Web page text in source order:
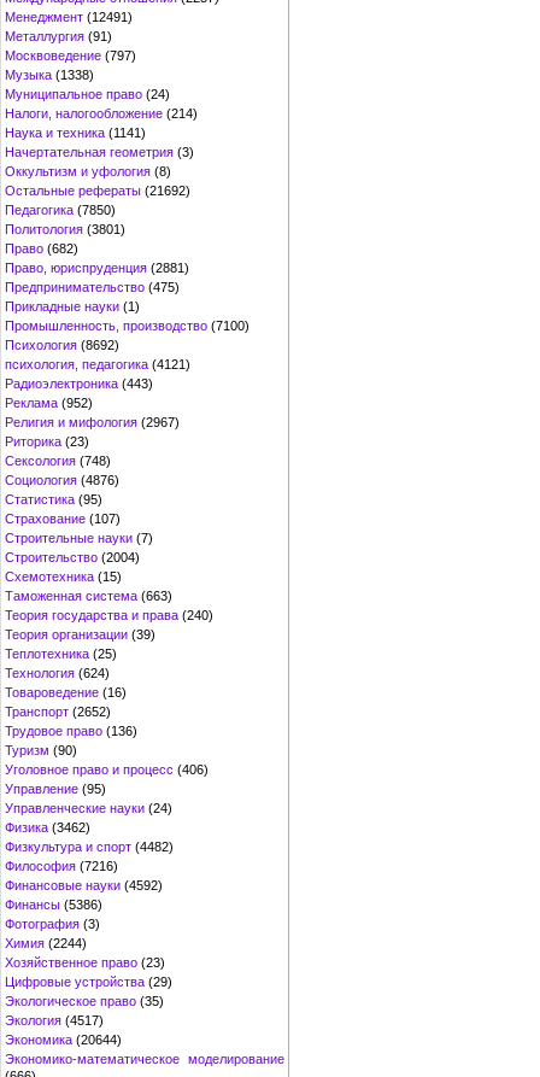
Менеджмент (12491)
Металлургия (91)
Москвоведение (797)
Музыка (1338)
Муниципальное право (24)
Налоги, налогообложение (214)
Наука и техника (1141)
Начертательная геометрия (3)
Оккультизм и уфология (8)
Остальные рефераты (21692)
Педагогика (7850)
Политология (3801)
Право (682)
Право, юриспруденция (2881)
Предпринимательство (475)
Прикладные науки (1)
Промышленность, производство (7100)
Психология (8692)
психология, педагогика (4121)
Радиоэлектроника (443)
Реклама (952)
Религия и мифология (2967)
Риторика (23)
Сексология (748)
Социология (4876)
Статистика (95)
Страхование (107)
Строительные науки (7)
Строительство (2004)
Схемотехника (15)
Таможенная система (663)
Теория государства и права (240)
Теория организации (39)
Теплотехника (25)
Технология (624)
Товароведение (16)
Транспорт (2652)
Трудовое право (136)
Туризм (90)
Уголовное право и процесс (406)
Управление (95)
Управленческие науки (24)
Физика (3462)
Физкультура и спорт (4482)
Философия (7216)
Финансовые науки (4592)
Финансы (5386)
Фотография (3)
Химия (2244)
Хозяйственное право (23)
Цифровые устройства (29)
Экологическое право (35)
Экология (4517)
Экономика (20644)
Экономико-математическое моделирование